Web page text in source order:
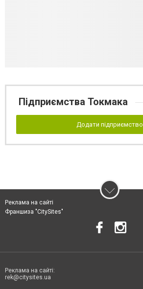
Підприємства Токмака
Додати підприємство
Реклама на сайті
Франшиза "CitySites"
Реклама на сайті:
rek@citysites.ua